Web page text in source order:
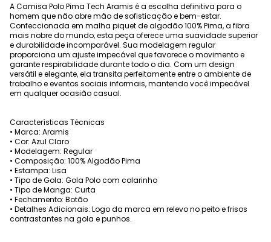
A Camisa Polo Pima Tech Aramis é a escolha definitiva para o
homem que não abre mão de sofisticação e bem-estar.
Confeccionada em malha piquet de algodão 100% Pima, a fibra
mais nobre do mundo, esta peça oferece uma suavidade superior
e durabilidade incomparável. Sua modelagem regular
proporciona um ajuste impecável que favorece o movimento e
garante respirabilidade durante todo o dia. Com um design
versátil e elegante, ela transita perfeitamente entre o ambiente de
trabalho e eventos sociais informais, mantendo você impecável
em qualquer ocasião casual.
Características Técnicas
• Marca: Aramis
• Cor: Azul Claro
• Modelagem: Regular
• Composição: 100% Algodão Pima
• Estampa: Lisa
• Tipo de Gola: Gola Polo com colarinho
• Tipo de Manga: Curta
• Fechamento: Botão
• Detalhes Adicionais: Logo da marca em relevo no peito e frisos
contrastantes na gola e punhos.